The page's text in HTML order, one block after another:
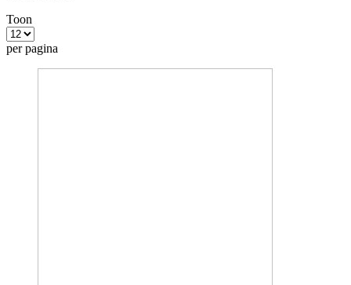
Toon
per pagina